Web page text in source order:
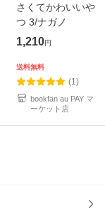
さくてかわいいや
つ 3/ナガノ
1,210円
送料無料
(1)
bookfan au PAY マ
ーケット店